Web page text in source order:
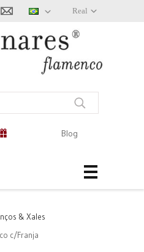
Real
Blog
& Xales
c/Franja